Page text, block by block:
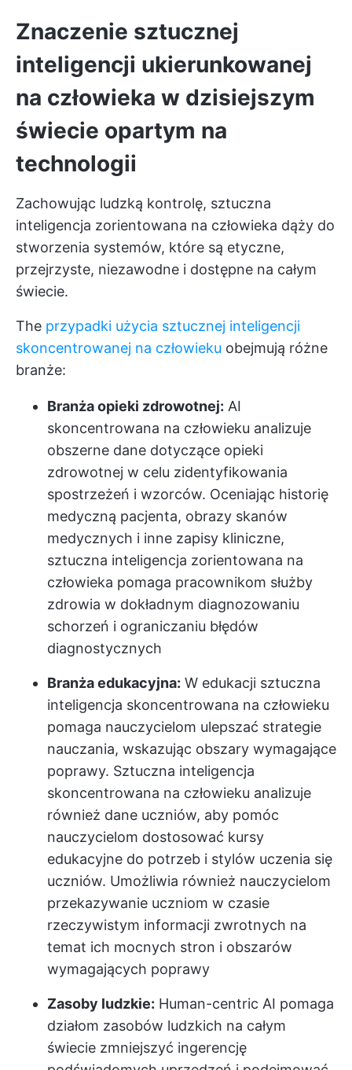
Znaczenie sztucznej
inteligencji ukierunkowanej
na człowieka w dzisiejszym
świecie opartym na
technologii
Zachowując ludzką kontrolę, sztuczna
inteligencja zorientowana na człowieka dąży do
stworzenia systemów, które są etyczne,
przejrzyste, niezawodne i dostępne na całym
świecie.
The przypadki użycia sztucznej inteligencji
skoncentrowanej na człowieku obejmują różne
branże:
Branża opieki zdrowotnej: AI
skoncentrowana na człowieku analizuje
obszerne dane dotyczące opieki
zdrowotnej w celu zidentyfikowania
spostrzeżeń i wzorców. Oceniając historię
medyczną pacjenta, obrazy skanów
medycznych i inne zapisy kliniczne,
sztuczna inteligencja zorientowana na
człowieka pomaga pracownikom służby
zdrowia w dokładnym diagnozowaniu
schorzeń i ograniczaniu błędów
diagnostycznych
Branża edukacyjna: W edukacji sztuczna
inteligencja skoncentrowana na człowieku
pomaga nauczycielom ulepszać strategie
nauczania, wskazując obszary wymagające
poprawy. Sztuczna inteligencja
skoncentrowana na człowieku analizuje
również dane uczniów, aby pomóc
nauczycielom dostosować kursy
edukacyjne do potrzeb i stylów uczenia się
uczniów. Umożliwia również nauczycielom
przekazywanie uczniom w czasie
rzeczywistym informacji zwrotnych na
temat ich mocnych stron i obszarów
wymagających poprawy
Zasoby ludzkie: Human-centric AI pomaga
działom zasobów ludzkich na całym
świecie zmniejszyć ingerencję